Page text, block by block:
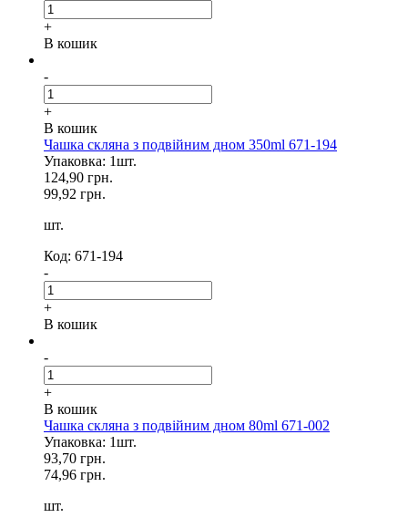
+
В кошик
-
+
В кошик
Чашка скляна з подвійним дном 350ml 671-194
Упаковка: 1шт.
124,90 грн.
99,92 грн.
шт.
Код: 671-194
-
+
В кошик
-
+
В кошик
Чашка скляна з подвійним дном 80ml 671-002
Упаковка: 1шт.
93,70 грн.
74,96 грн.
шт.